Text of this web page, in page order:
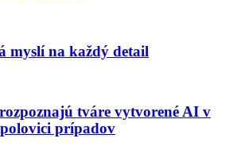
myslí na každý detail
tváre vytvorené AI v
prípadov